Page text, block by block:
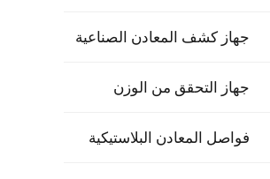
جهاز كشف المعادن الصناعية
جهاز التحقق من الوزن
فواصل المعادن البلاستيكية